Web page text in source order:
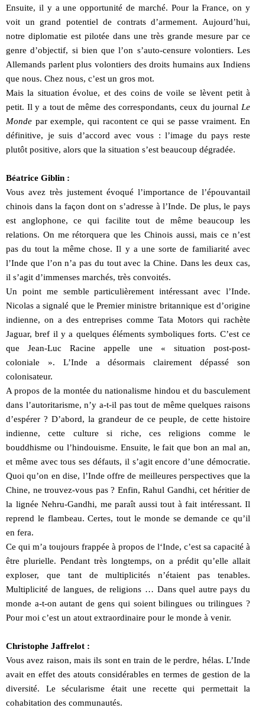
Ensuite, il y a une opportunité de marché. Pour la France, on y
voit un grand potentiel de contrats d’armement. Aujourd’hui,
notre diplomatie est pilotée dans une très grande mesure par ce
genre d’objectif, si bien que l’on s’auto-censure volontiers. Les
Allemands parlent plus volontiers des droits humains aux Indiens
que nous. Chez nous, c’est un gros mot.
Mais la situation évolue, et des coins de voile se lèvent petit à
petit. Il y a tout de même des correspondants, ceux du journal Le
Monde par exemple, qui racontent ce qui se passe vraiment. En
définitive, je suis d’accord avec vous : l’image du pays reste
plutôt positive, alors que la situation s’est beaucoup dégradée.
Béatrice Giblin :
Vous avez très justement évoqué l’importance de l’épouvantail
chinois dans la façon dont on s’adresse à l’Inde. De plus, le pays
est anglophone, ce qui facilite tout de même beaucoup les
relations. On me rétorquera que les Chinois aussi, mais ce n’est
pas du tout la même chose. Il y a une sorte de familiarité avec
l’Inde que l’on n’a pas du tout avec la Chine. Dans les deux cas,
il s’agit d’immenses marchés, très convoités.
Un point me semble particulièrement intéressant avec l’Inde.
Nicolas a signalé que le Premier ministre britannique est d’origine
indienne, on a des entreprises comme Tata Motors qui rachète
Jaguar, bref il y a quelques éléments symboliques forts. C’est ce
que Jean-Luc Racine appelle une « situation post-post-
coloniale ». L’Inde a désormais clairement dépassé son
colonisateur.
A propos de la montée du nationalisme hindou et du basculement
dans l’autoritarisme, n’y a-t-il pas tout de même quelques raisons
d’espérer ? D’abord, la grandeur de ce peuple, de cette histoire
indienne, cette culture si riche, ces religions comme le
bouddhisme ou l’hindouisme. Ensuite, le fait que bon an mal an,
et même avec tous ses défauts, il s’agit encore d’une démocratie.
Quoi qu’on en dise, l’Inde offre de meilleures perspectives que la
Chine, ne trouvez-vous pas ? Enfin, Rahul Gandhi, cet héritier de
la lignée Nehru-Gandhi, me paraît aussi tout à fait intéressant. Il
reprend le flambeau. Certes, tout le monde se demande ce qu’il
en fera.
Ce qui m’a toujours frappée à propos de l‘Inde, c’est sa capacité à
être plurielle. Pendant très longtemps, on a prédit qu’elle allait
exploser, que tant de multiplicités n’étaient pas tenables.
Multiplicité de langues, de religions … Dans quel autre pays du
monde a-t-on autant de gens qui soient bilingues ou trilingues ?
Pour moi c’est un atout extraordinaire pour le monde à venir.
Christophe Jaffrelot :
Vous avez raison, mais ils sont en train de le perdre, hélas. L’Inde
avait en effet des atouts considérables en termes de gestion de la
diversité. Le sécularisme était une recette qui permettait la
cohabitation des communautés.